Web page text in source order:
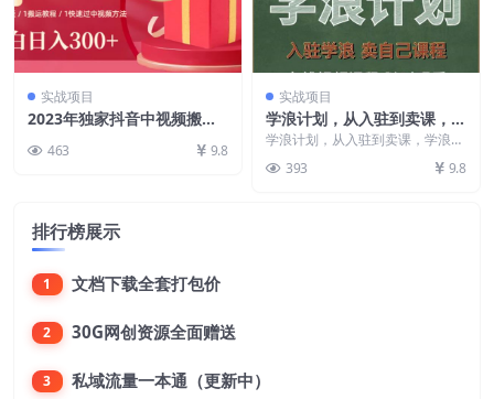
实战项目
2023年独家抖音中视频搬运
运即可，小白轻松日入300+
463 9.8
实战项目
学浪计划，从入驻到卖课，学
浪卖课全流程讲解（十八小课
学浪计划，从入驻到卖课，学浪卖
程目录： 1、202...
393 9.8
排行榜展示
1 文档下载全套打包价
2 30G网创资源全面赠送
3 私域流量一本通（更新中）